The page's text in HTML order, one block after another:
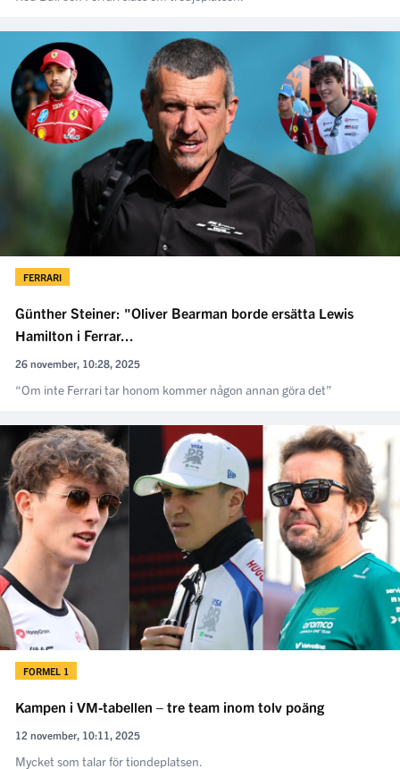
FERRARI
Günther Steiner: "Oliver Bearman borde ersätta Lewis
Hamilton i Ferrar...
26 november, 10:28, 2025
“Om inte Ferrari tar honom kommer någon annan göra det”
FORMEL 1
Kampen i VM-tabellen – tre team inom tolv poäng
12 november, 10:11, 2025
Mycket som talar för tiondeplatsen.